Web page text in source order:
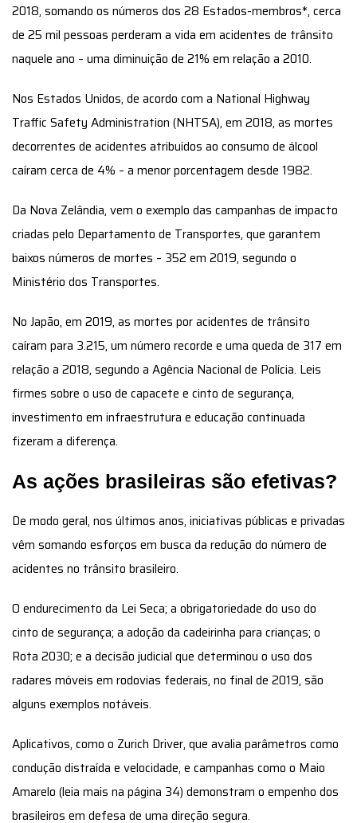
2018, somando os números dos 28 Estados-membros*, cerca
de 25 mil pessoas perderam a vida em acidentes de trânsito
naquele ano – uma diminuição de 21% em relação a 2010.
Nos Estados Unidos, de acordo com a National Highway
Traffic Safety Administration (NHTSA), em 2018, as mortes
decorrentes de acidentes atribuídos ao consumo de álcool
caíram cerca de 4% – a menor porcentagem desde 1982.
Da Nova Zelândia, vem o exemplo das campanhas de impacto
criadas pelo Departamento de Transportes, que garantem
baixos números de mortes – 352 em 2019, segundo o
Ministério dos Transportes.
No Japão, em 2019, as mortes por acidentes de trânsito
caíram para 3.215, um número recorde e uma queda de 317 em
relação a 2018, segundo a Agência Nacional de Polícia. Leis
firmes sobre o uso de capacete e cinto de segurança,
investimento em infraestrutura e educação continuada
fizeram a diferença.
As ações brasileiras são efetivas?
De modo geral, nos últimos anos, iniciativas públicas e privadas
vêm somando esforços em busca da redução do número de
acidentes no trânsito brasileiro.
O endurecimento da Lei Seca; a obrigatoriedade do uso do
cinto de segurança; a adoção da cadeirinha para crianças; o
Rota 2030; e a decisão judicial que determinou o uso dos
radares móveis em rodovias federais, no final de 2019, são
alguns exemplos notáveis.
Aplicativos, como o Zurich Driver, que avalia parâmetros como
condução distraída e velocidade, e campanhas como o Maio
Amarelo (leia mais na página 34) demonstram o empenho dos
brasileiros em defesa de uma direção segura.